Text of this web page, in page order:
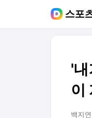
스포
'
이
백지